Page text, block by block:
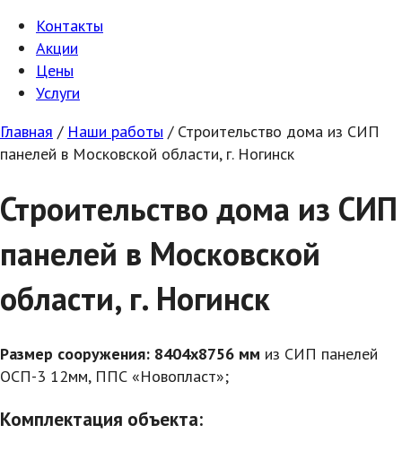
Контакты
Акции
Цены
Услуги
Главная / Наши работы / Строительство дома из СИП
панелей в Московской области, г. Ногинск
Строительство дома из СИП
панелей в Московской
области, г. Ногинск
Размер сооружения: 8404х8756 мм из СИП панелей
ОСП-3 12мм, ППС «Новопласт»;
Комплектация объекта: